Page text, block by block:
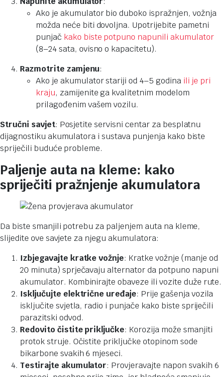
Ako je akumulator bio duboko ispražnjen, vožnja
možda neće biti dovoljna. Upotrijebite pametni
punjač kako biste potpuno napunili akumulator
(8–24 sata, ovisno o kapacitetu).
Razmotrite zamjenu:
Ako je akumulator stariji od 4–5 godina ili je pri
kraju, zamijenite ga kvalitetnim modelom
prilagođenim vašem vozilu.
Stručni savjet: Posjetite servisni centar za besplatnu
dijagnostiku akumulatora i sustava punjenja kako biste
spriječili buduće probleme.
Paljenje auta na kleme: kako
spriječiti pražnjenje akumulatora
Da biste smanjili potrebu za paljenjem auta na kleme,
slijedite ove savjete za njegu akumulatora:
Izbjegavajte kratke vožnje: Kratke vožnje (manje od
20 minuta) sprječavaju alternator da potpuno napuni
akumulator. Kombinirajte obaveze ili vozite duže rute.
Isključujte električne uređaje: Prije gašenja vozila
isključite svjetla, radio i punjače kako biste spriječili
parazitski odvod.
Redovito čistite priključke: Korozija može smanjiti
protok struje. Očistite priključke otopinom sode
bikarbone svakih 6 mjeseci.
Testirajte akumulator: Provjeravajte napon svakih 6